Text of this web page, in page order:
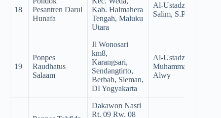
18
Pesantren Darul
Hunafa
Kab. Halmahera
Tengah, Maluku
Utara
Al-Ustadz Anas
Salim, S.Pd.I.
19
Ponpes
Raudhatus
Salaam
Jl Wonosari
km8,
Karangsari,
Sendangtirto,
Berbah, Sleman,
DI Yogyakarta
Al-Ustadz KH.
Muhammad Wahidan
Alwy
Dakawon Nasri
Rt. 09 Rw. 08